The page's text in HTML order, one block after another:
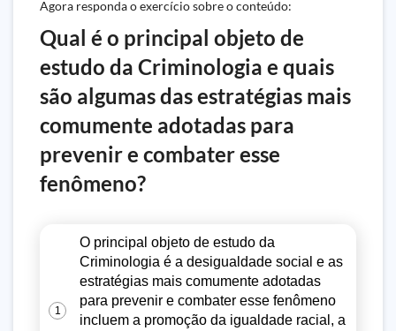
Agora responda o exercício sobre o conteúdo:
Qual é o principal objeto de
estudo da Criminologia e quais
são algumas das estratégias mais
comumente adotadas para
prevenir e combater esse
fenômeno?
1
O principal objeto de estudo da
Criminologia é a desigualdade social e as
estratégias mais comumente adotadas
para prevenir e combater esse fenômeno
incluem a promoção da igualdade racial, a